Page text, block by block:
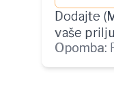
Dodajte (
vaše
Opomba: